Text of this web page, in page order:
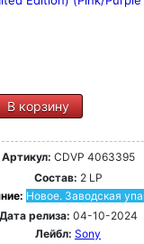
В корзину
Артикул: CDVP 4063395
Состав: 2 LP
Новое. Заводская
Дата релиза: 04-10-2024
Лейбл: Sony